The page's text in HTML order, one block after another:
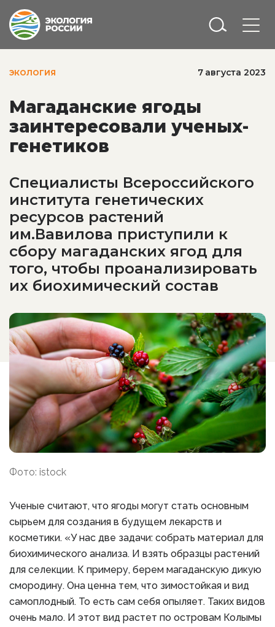
ЭКОЛОГИЯ 7 августа 2023
Магаданские ягоды
заинтересовали ученых-
генетиков
Специалисты Всероссийского
института генетических
ресурсов растений
им.Вавилова приступили к
сбору магаданских ягод для
того, чтобы проанализировать
их биохимический состав
Фото: istock
Ученые считают, что ягоды могут стать основным
сырьем для создания в будущем лекарств и
косметики. «У нас две задачи: собрать материал для
биохимического анализа. И взять образцы растений
для селекции. К примеру, берем магаданскую дикую
смородину. Она ценна тем, что зимостойкая и вид
самоплодный. То есть сам себя опыляет. Таких видов
очень мало. И этот вид растет по островам Колымы